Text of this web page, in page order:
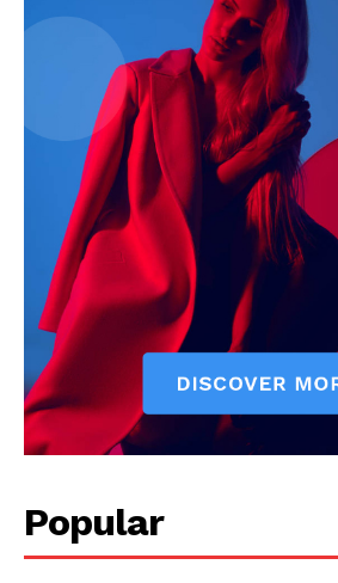
Contact us
Subscription Plans
My account
Popular